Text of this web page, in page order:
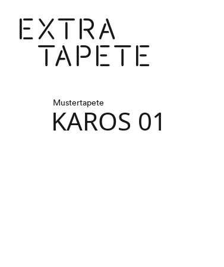
Mustertapete
KAROS 01